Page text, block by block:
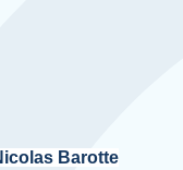
Barotte